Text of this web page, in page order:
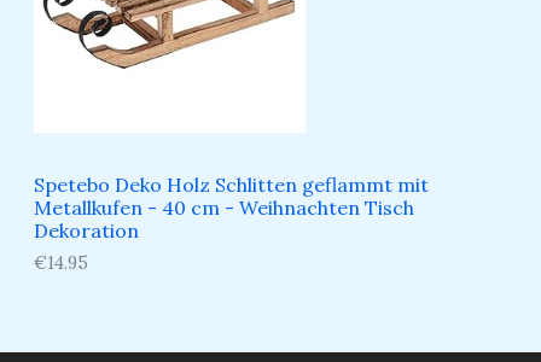
Spetebo Deko Holz Schlitten geflammt mit
Metallkufen - 40 cm - Weihnachten Tisch
Dekoration
€14.95